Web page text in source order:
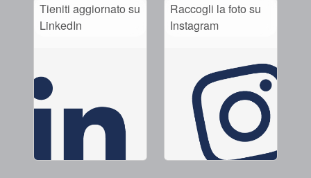
Tieniti aggiornato su
LinkedIn
Raccogli la foto su
Instagram